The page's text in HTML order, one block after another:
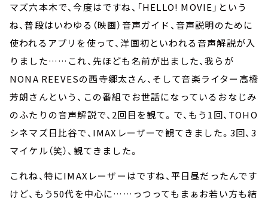
マズ六本木で、今度はですね、「HELLO! MOVIE」という
ね、普段はいわゆる（映画）音声ガイド、音声説明のために
使われるアプリを使って、洋画初といわれる音声解説が入
りました……これ、先ほども名前が出ました、我らが
NONA REEVESの西寺郷太さん、そして音楽ライター高橋
芳朗さんという、この番組でお世話になっているおなじみ
のふたりの音声解説で、2回目を観て。で、もう1回、TOHO
シネマズ日比谷で、IMAXレーザーで観てきました。3回、3
マイケル（笑）、観てきました。
これね、特にIMAXレーザーはですね、平日昼だったんです
けど、もう50代を中心に……っつってもまぁお若い方も結